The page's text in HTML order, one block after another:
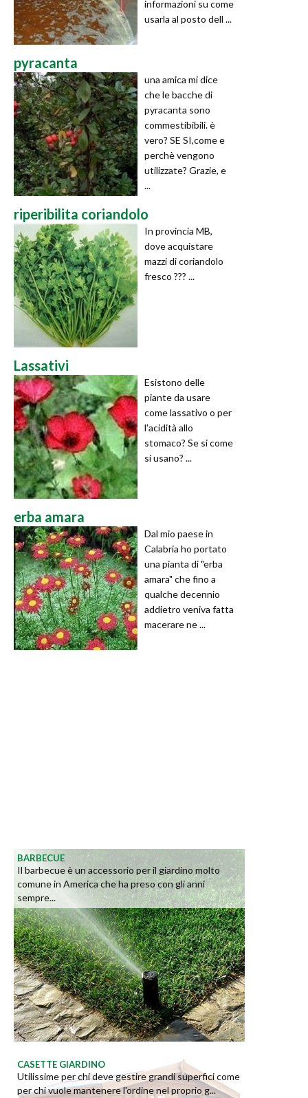
informazioni su come
usarla al posto dell ...
pyracanta
una amica mi dice
che le bacche di
pyracanta sono
commestibibili. è
vero? SE SI,come e
perchè vengono
utilizzate? Grazie, e
...
riperibilita coriandolo
In provincia MB,
dove acquistare
mazzi di coriandolo
fresco ??? ...
Lassativi
Esistono delle
piante da usare
come lassativo o per
l'acidità allo
stomaco? Se si come
si usano? ...
erba amara
Dal mio paese in
Calabria ho portato
una pianta di "erba
amara" che fino a
qualche decennio
addietro veniva fatta
macerare ne ...
BARBECUE
Il barbecue è un accessorio per il giardino molto
comune in America che ha preso con gli anni
sempre...
CASETTE GIARDINO
Utilissime per chi deve gestire grandi superfici come
per chi vuole mantenere l'ordine nel proprio g...